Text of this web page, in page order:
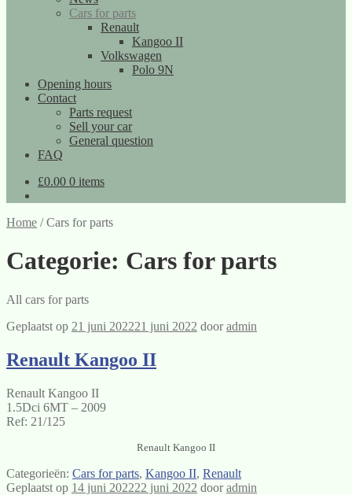
Cars for parts
Renault
Kangoo II
Volkswagen
Polo 9N
Opening hours
Contact
Parts request
Sell your car
General question
FAQ
£0.00 0 items
Home /Cars for parts
Categorie: Cars for parts
All cars for parts
Geplaatst op 21 juni 202221 juni 2022 dooradmin
Renault Kangoo II
Renault Kangoo II
1.5Dci 6MT – 2009
Ref: 21/125
Renault Kangoo II
Categorieën: Cars for parts, Kangoo II, Renault
Geplaatst op 14 juni 202222 juni 2022 dooradmin